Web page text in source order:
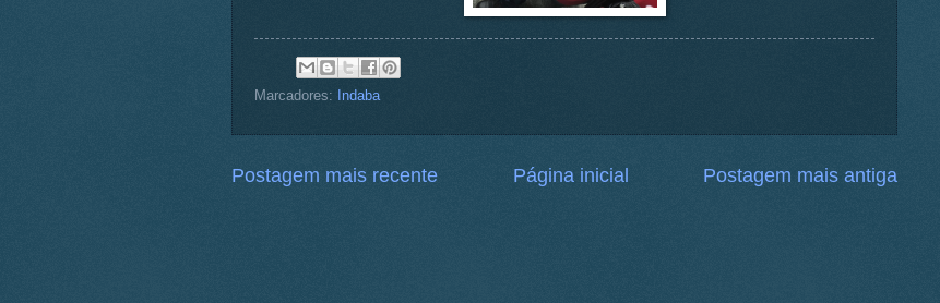
Marcadores: Indaba
Postagem mais recente Postagem mais antiga
Página inicial